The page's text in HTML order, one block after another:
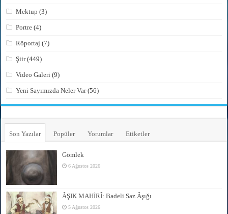
Mektup (3)
Portre (4)
Röportaj (7)
Şiir(449)
Video Galeri (9)
Yeni Sayımızda Neler Var(56)
Son Yazılar Popüler Yorumlar Etiketler
Gömlek
6 Ağustos 2026
ÂŞIK MAHİRÎ: Badeli Saz Âşığı
5 Ağustos 2026